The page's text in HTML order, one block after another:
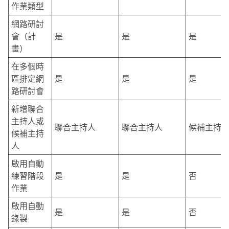
作業類型
網路研討
會（計
畫）
是 是 是
在多個時
區排定網
路研討會
是 是 是
新增聯合
主持人或
候補主持
人
聯合主持人 聯合主持人 候補主持人
啟用自動
練習階段
作業
是 是 否
啟用自動
錄製
是 是 否